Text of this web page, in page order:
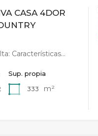
CASA 4DOR
Características…
Sup. propia
333
m²